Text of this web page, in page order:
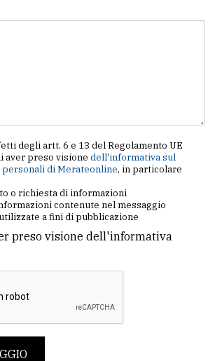
degli artt. 6 e 13 del Regolamento UE
aver preso visione dell'informativa sul
di Merateonline, in particolare
o richiesta di informazioni
contenute nel messaggio
a fini di pubblicazione
preso visione dell'informativa